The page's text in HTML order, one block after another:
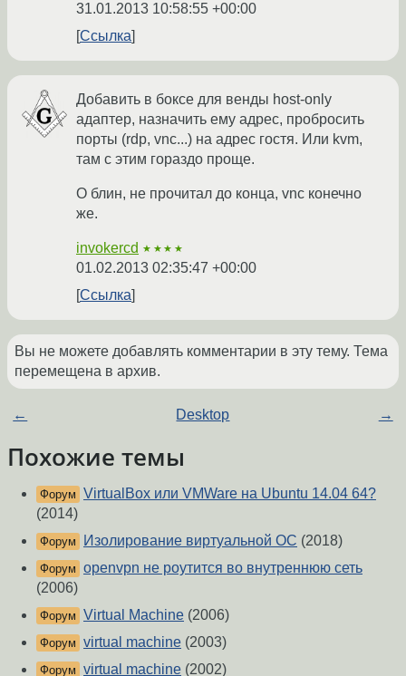
31.01.2013 10:58:55 +00:00
Ссылка
Добавить в боксе для венды host-only
адаптер, назначить ему адрес, пробросить
порты (rdp, vnc...) на адрес гостя. Или kvm,
там с этим гораздо проще.
О блин, не прочитал до конца, vnc конечно
же.
invokercd ★★★★
01.02.2013 02:35:47 +00:00
Ссылка
Вы не можете добавлять комментарии в эту тему. Тема
перемещена в архив.
← Desktop →
Похожие темы
Форум VirtualBox или VMWare на Ubuntu 14.04 64?
(2014)
Форум Изолирование виртуальной ОС (2018)
Форум openvpn не роутится во внутреннюю сеть
(2006)
Форум Virtual Machine (2006)
Форум virtual machine (2003)
Форум virtual machine (2002)